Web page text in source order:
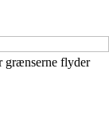
grænserne flyder